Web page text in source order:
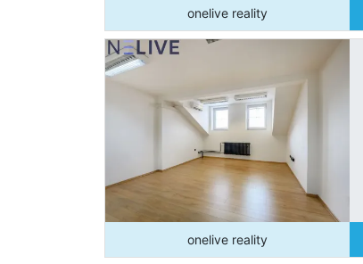
onelive reality
onelive reality